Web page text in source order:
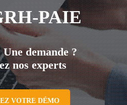
PAIE
demande ?
nos experts
VOTRE DÉMO